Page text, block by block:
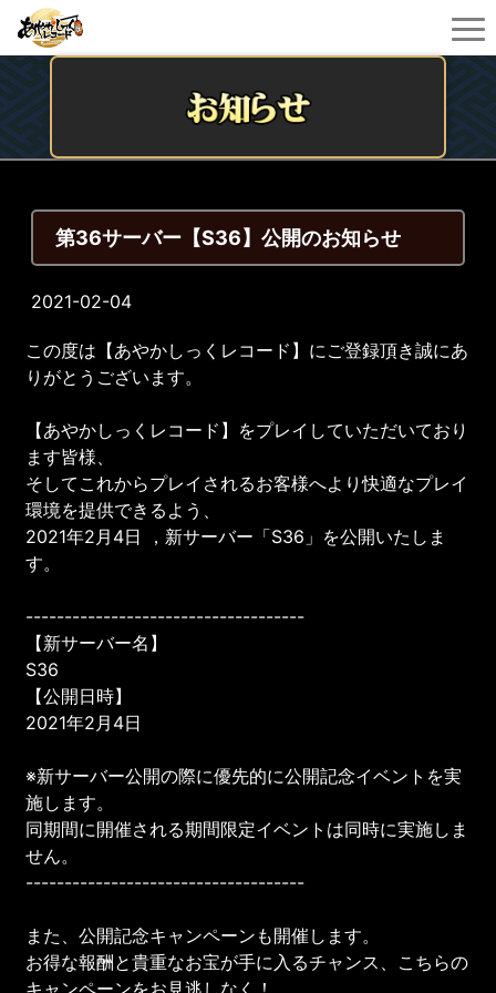
第36サーバー【S36】公開のお知らせ
2021-02-04
この度は【あやかしっくレコード】にご登録頂き誠にあ
りがとうございます。
【あやかしっくレコード】をプレイしていただいており
ます皆様、
そしてこれからプレイされるお客様へより快適なプレイ
環境を提供できるよう、
2021年2月4日 ，新サーバー「S36」を公開いたしま
す。
------------------------------------
【新サーバー名】
S36
【公開日時】
2021年2月4日
※新サーバー公開の際に優先的に公開記念イベントを実
施します。
同期間に開催される期間限定イベントは同時に実施しま
せん。
------------------------------------
また、公開記念キャンペーンも開催します。
お得な報酬と貴重なお宝が手に入るチャンス、こちらの
キャンペーンをお見逃しなく！